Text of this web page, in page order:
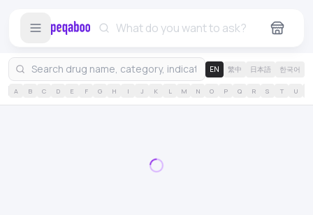
EN 繁中 日本語 한국어
A B C D E F G H I J K L M N O P Q R S T U